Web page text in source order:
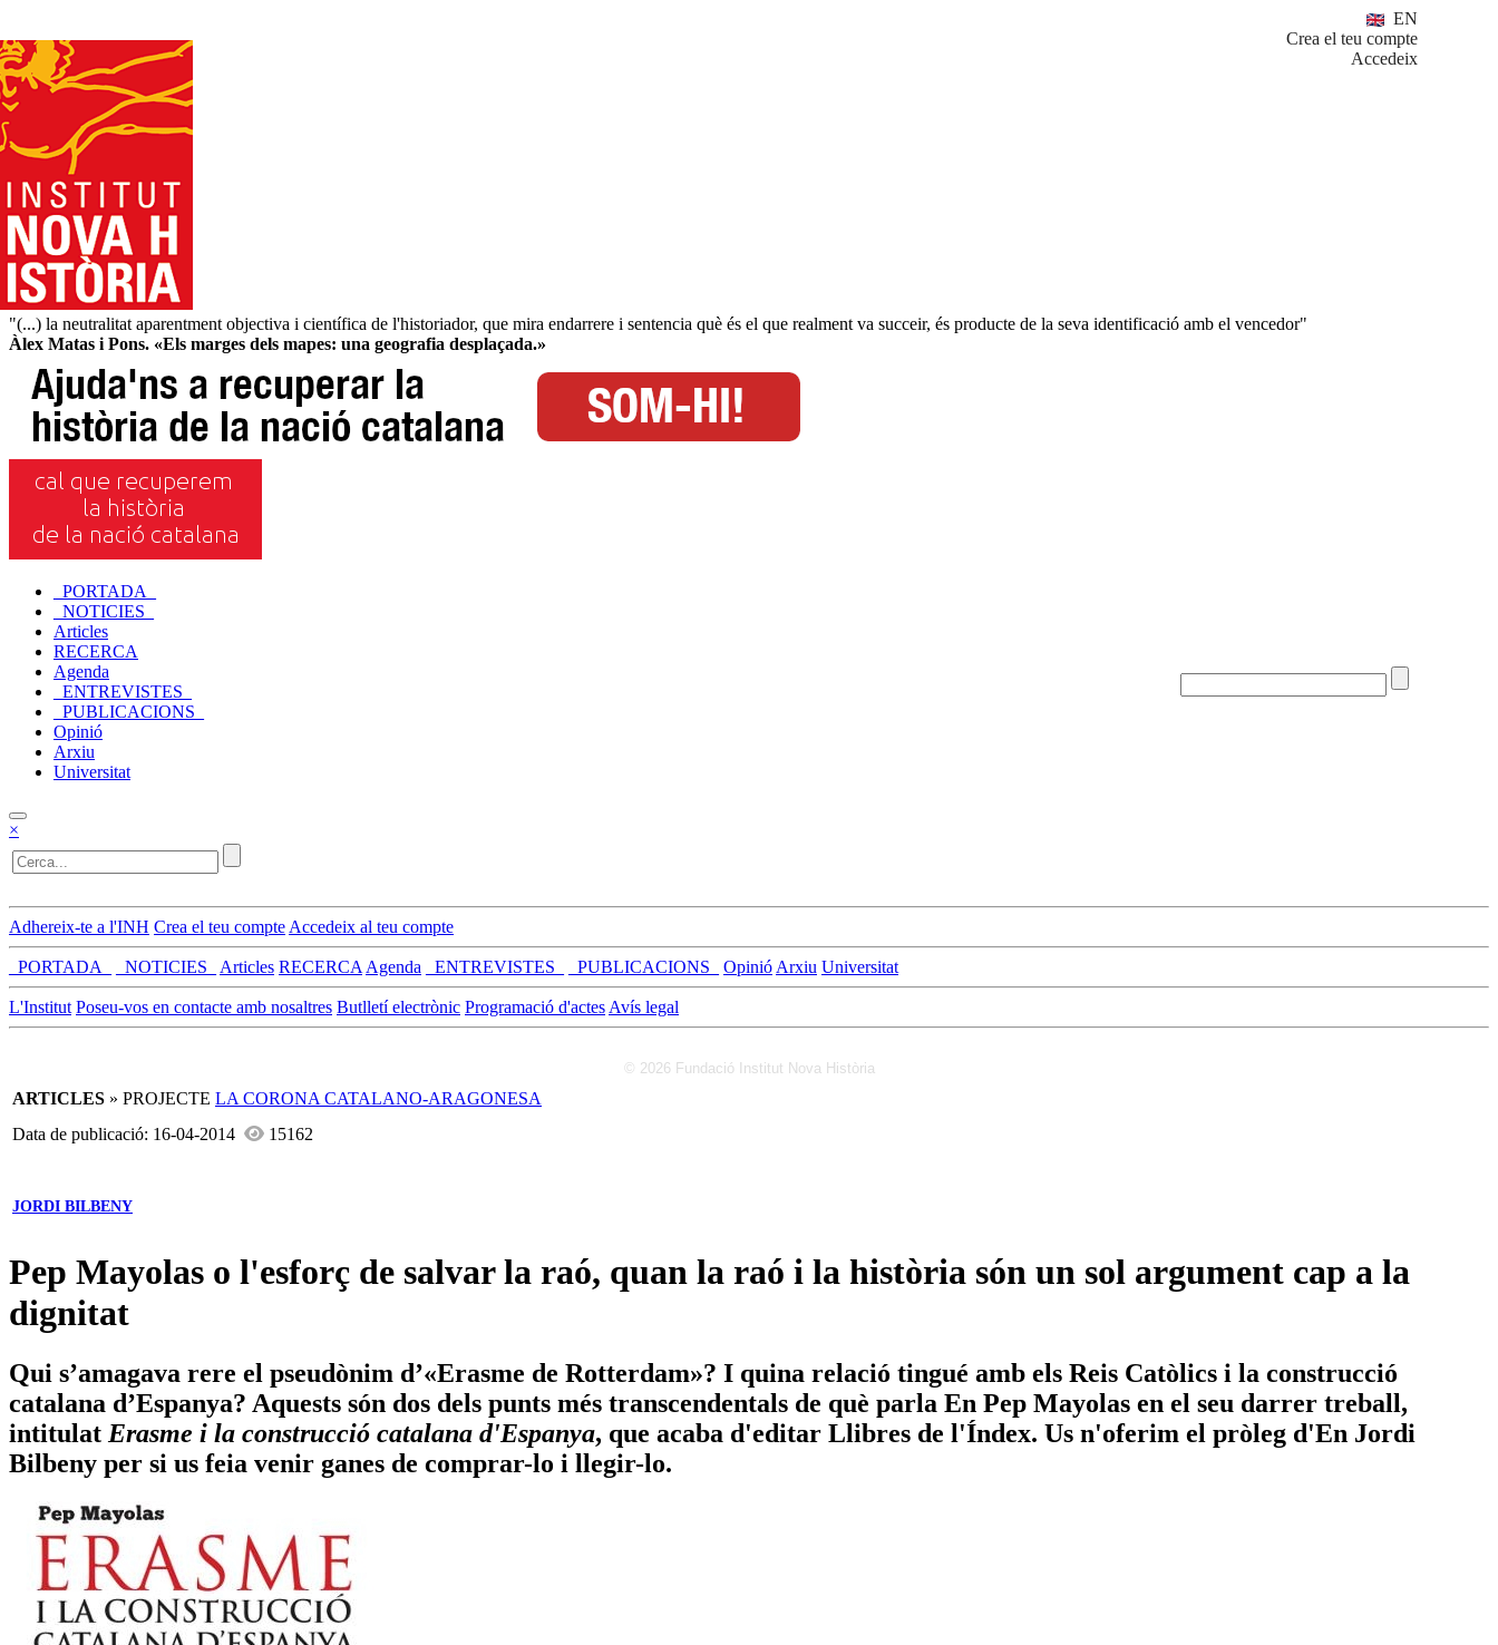
EN
Crea el teu compte
Accedeix
"(...) la neutralitat aparentment objectiva i científica de l'historiador, que mira endarrere i sentencia què és el que realment va succeir, és producte de la seva identificació amb el vencedor"
Àlex Matas i Pons. «Els marges dels mapes: una geografia desplaçada.»
_PORTADA_
_NOTICIES_
Articles
RECERCA
Agenda
_ENTREVISTES_
_PUBLICACIONS_
Opinió
Arxiu
Universitat
×
Adhereix-te a l'INH Crea el teu compte Accedeix al teu compte
_PORTADA_ _NOTICIES_ Articles RECERCA Agenda _ENTREVISTES_ _PUBLICACIONS_ Opinió Arxiu Universitat
L'Institut Poseu-vos en contacte amb nosaltres Butlletí electrònic Programació d'actes Avís legal
© 2026 Fundació Institut Nova Història
ARTICLES » PROJECTE LA CORONA CATALANO-ARAGONESA
Data de publicació: 16-04-2014
15162
JORDI BILBENY
Pep Mayolas o l'esforç de salvar la raó, quan la raó i la història són un sol argument cap a la
dignitat
Qui s’amagava rere el pseudònim d’«Erasme de Rotterdam»? I quina relació tingué amb els Reis Catòlics i la construcció
catalana d’Espanya? Aquests són dos dels punts més transcendentals de què parla En Pep Mayolas en el seu darrer treball,
intitulat Erasme i la construcció catalana d'Espanya, que acaba d'editar Llibres de l'Índex. Us n'oferim el pròleg d'En Jordi
Bilbeny per si us feia venir ganes de comprar-lo i llegir-lo.